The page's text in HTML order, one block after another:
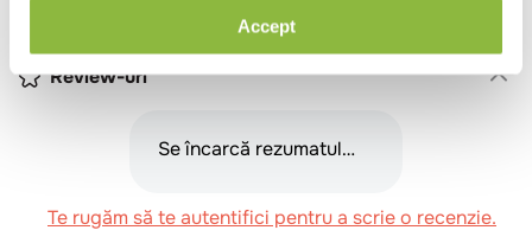
Accept
Review-uri
Se încarcă rezumatul…
Te rugăm să te autentifici pentru a scrie o recenzie.